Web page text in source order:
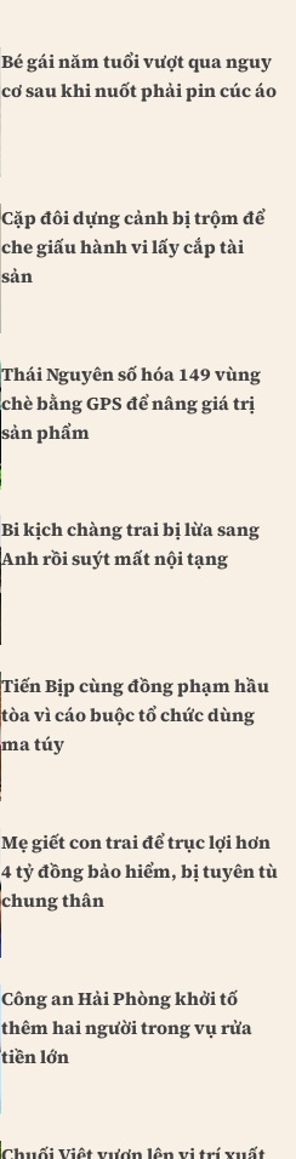
Bé gái năm tuổi vượt qua nguy
cơ sau khi nuốt phải pin cúc áo
Cặp đôi dựng cảnh bị trộm để
che giấu hành vi lấy cắp tài
sản
Thái Nguyên số hóa 149 vùng
chè bằng GPS để nâng giá trị
sản phẩm
Bi kịch chàng trai bị lừa sang
Anh rồi suýt mất nội tạng
Tiến Bịp cùng đồng phạm hầu
tòa vì cáo buộc tổ chức dùng
ma túy
Mẹ giết con trai để trục lợi hơn
4 tỷ đồng bảo hiểm, bị tuyên tù
chung thân
Công an Hải Phòng khởi tố
thêm hai người trong vụ rửa
tiền lớn